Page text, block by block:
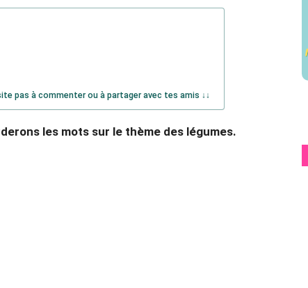
pas à commenter ou à partager avec tes amis ↓↓
les mots sur le thème des légumes.